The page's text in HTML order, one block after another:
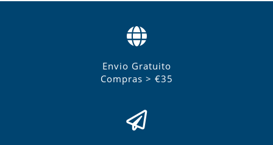
Envio Gratuito
Compras > €35